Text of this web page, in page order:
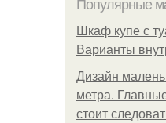
Популярные
Шкаф купе с
Варианты
Дизайн
метра.
стоит